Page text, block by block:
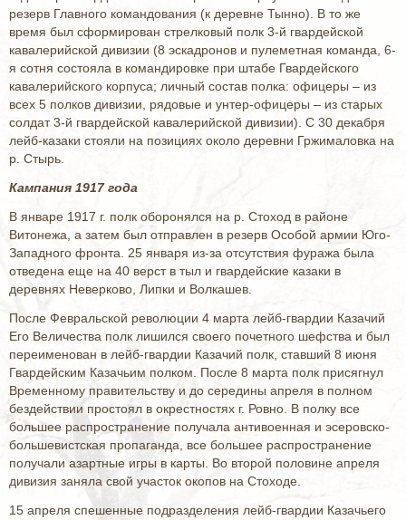
резерв Главного командования (к деревне Тынно). В то же
время был сформирован стрелковый полк 3-й гвардейской
кавалерийской дивизии (8 эскадронов и пулеметная команда, 6-
я сотня состояла в командировке при штабе Гвардейского
кавалерийского корпуса; личный состав полка: офицеры – из
всех 5 полков дивизии, рядовые и унтер-офицеры – из старых
солдат 3-й гвардейской кавалерийской дивизии). С 30 декабря
лейб-казаки стояли на позициях около деревни Гржималовка на
р. Стырь.
Кампания 1917 года
В январе 1917 г. полк оборонялся на р. Стоход в районе
Витонежа, а затем был отправлен в резерв Особой армии Юго-
Западного фронта. 25 января из-за отсутствия фуража была
отведена еще на 40 верст в тыл и гвардейские казаки в
деревнях Неверково, Липки и Волкашев.
После Февральской революции 4 марта лейб-гвардии Казачий
Его Величества полк лишился своего почетного шефства и был
переименован в лейб-гвардии Казачий полк, ставший 8 июня
Гвардейским Казачьим полком. После 8 марта полк присягнул
Временному правительству и до середины апреля в полном
бездействии простоял в окрестностях г. Ровно. В полку все
большее распространение получала антивоенная и эсеровско-
большевистская пропаганда, все большее распространение
получали азартные игры в карты. Во второй половине апреля
дивизия заняла свой участок окопов на Стоходе.
15 апреля спешенные подразделения лейб-гвардии Казачьего